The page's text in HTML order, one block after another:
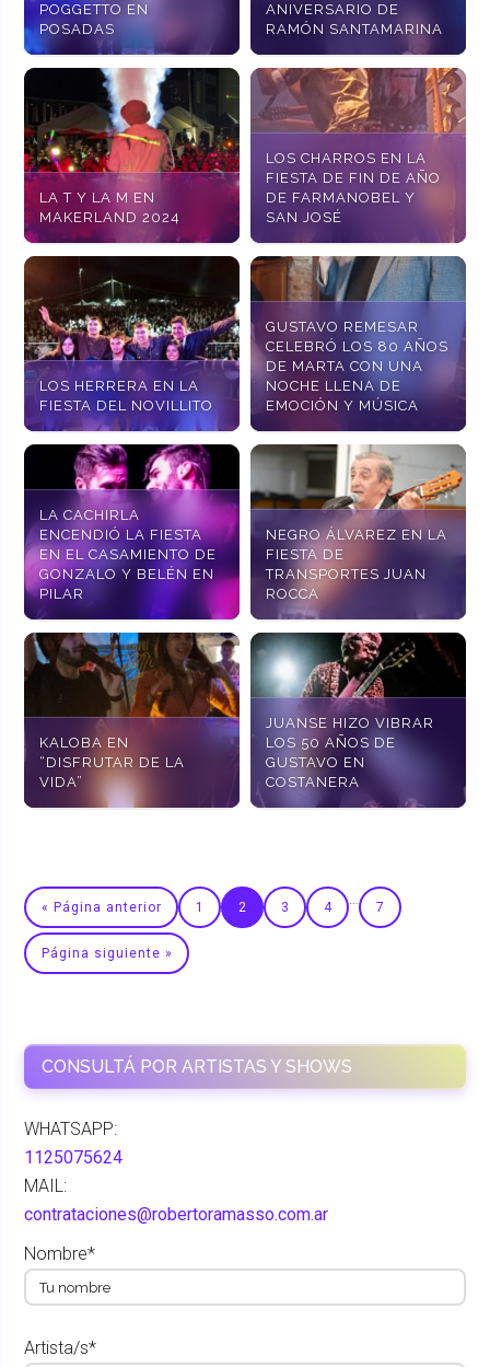
POGGETTO EN
POSADAS
ANIVERSARIO DE
RAMÓN SANTAMARINA
LA T Y LA M EN
MAKERLAND 2024
LOS CHARROS EN LA
FIESTA DE FIN DE AÑO
DE FARMANOBEL Y
SAN JOSÉ
LOS HERRERA EN LA
FIESTA DEL NOVILLITO
GUSTAVO REMESAR
CELEBRÓ LOS 80 AÑOS
DE MARTA CON UNA
NOCHE LLENA DE
EMOCIÓN Y MÚSICA
LA CACHIRLA
ENCENDIÓ LA FIESTA
EN EL CASAMIENTO DE
GONZALO Y BELÉN EN
PILAR
NEGRO ÁLVAREZ EN LA
FIESTA DE
TRANSPORTES JUAN
ROCCA
KALOBA EN
“DISFRUTAR DE LA
VIDA”
JUANSE HIZO VIBRAR
LOS 50 AÑOS DE
GUSTAVO EN
COSTANERA
« Página anterior 1 2 3 4 … 7
Página siguiente »
CONSULTÁ POR ARTISTAS Y SHOWS
WHATSAPP:
1125075624
MAIL:
contrataciones@robertoramasso.com.ar
Nombre*
Artista/s*